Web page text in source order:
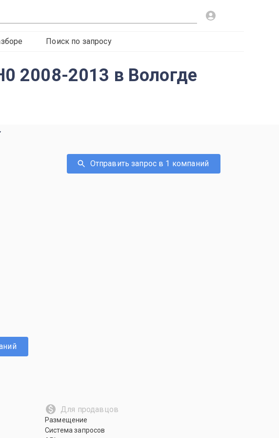
Поиск по запросу
2008-2013 в Вологде
Отправить запрос в 1 компаний
Для продавцов
Размещение
Система запросов